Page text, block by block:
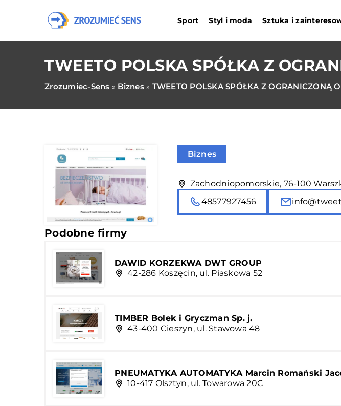
Sport Styl i moda Sztuka i
TWEETO POLSKA SPÓŁKA Z
Zrozumiec-Sens » Biznes» TWEETO POLSKA SPÓŁKA Z OGRANICZONĄ
Biznes
Zachodniopomorskie, 76-100
48577927456
Podobne firmy
DAWID KORZEKWA DWT GROUP
42-286 Koszęcin, ul. Piaskowa 52
TIMBER Bolek i Gryczman Sp. j.
43-400 Cieszyn, ul. Stawowa 48
PNEUMATYKA AUTOMATYKA Marcin Romański
10-417 Olsztyn, ul. Towarowa 20C